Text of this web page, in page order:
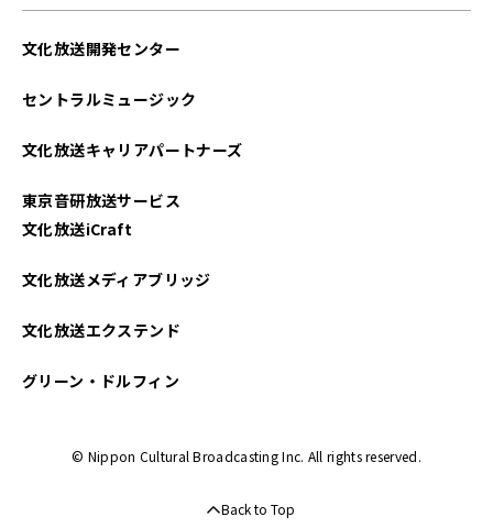
2023年12月
2023年07月
2023年06月
2023年05月
文化放送開発センター
セントラルミュージック
文化放送キャリアパートナーズ
東京音研放送サービス
文化放送iCraft
文化放送メディアブリッジ
文化放送エクステンド
グリーン・ドルフィン
© Nippon Cultural Broadcasting Inc. All rights reserved.
Back to Top